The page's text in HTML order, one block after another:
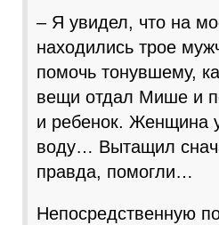
– Я увидел, что на
находились трое
помочь тонувшему,
вещи отдал Мише и
и ребенок. Женщина
воду… Вытащил
правда, помогли…
Непосредственную